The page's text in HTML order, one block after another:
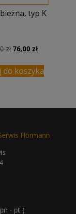
typ K
zł Pierwotna
wynosiła:
87,00 zł.
76,00 złAktualna
wynosi:
76,00 zł.
do koszyka
Hörmann
- pt )